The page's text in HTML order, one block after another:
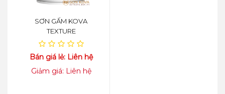
SƠN GẤM KOVA
TEXTURE
Bán giá lẻ: Liên hệ
Giảm giá: Liên hệ